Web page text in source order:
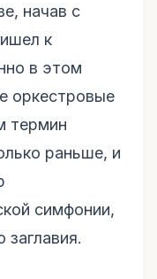
начав с
к
в этом
оркестровые
термин
раньше, и
симфонии,
заглавия.